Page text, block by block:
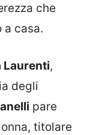
che
a casa.
Laurenti,
degli
pare
titolare